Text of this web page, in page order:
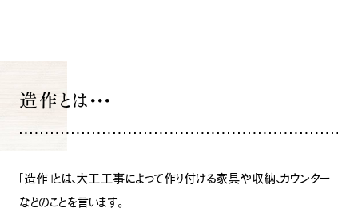
造作とは・・・
「造作」とは、大工工事によって作り付ける家具や収納、カウンター
などのことを言います。